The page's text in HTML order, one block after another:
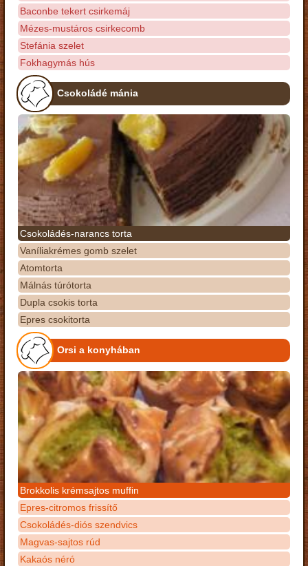
Baconbe tekert csirkemáj
Mézes-mustáros csirkecomb
Stefánia szelet
Fokhagymás hús
Csokoládé mánia
Csokoládés-narancs torta
Vaníliakrémes gomb szelet
Atomtorta
Málnás túrótorta
Dupla csokis torta
Epres csokitorta
Orsi a konyhában
Brokkolis krémsajtos muffin
Epres-citromos frissítő
Csokoládés-diós szendvics
Magvas-sajtos rúd
Kakaós néró